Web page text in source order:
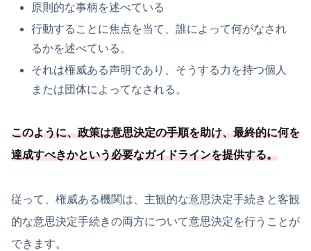
原則的な事柄を述べている
行動することに焦点を当て、誰によって何がなされ
るかを述べている。
それは権威ある声明であり、そうする力を持つ個人
または団体によってなされる。
このように、政策は意思決定の手順を助け、最終的に何を
達成すべきかという必要なガイドラインを提供する。
従って、権威ある機関は、主観的な意思決定手続きと客観
的な意思決定手続きの両方について意思決定を行うことが
できます。